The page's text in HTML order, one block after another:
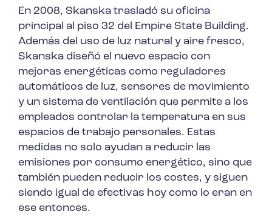
En 2008, Skanska trasladó su oficina
principal al piso 32 del Empire State Building.
Además del uso de luz natural y aire fresco,
Skanska diseñó el nuevo espacio con
mejoras energéticas como reguladores
automáticos de luz, sensores de movimiento
y un sistema de ventilación que permite a los
empleados controlar la temperatura en sus
espacios de trabajo personales. Estas
medidas no solo ayudan a reducir las
emisiones por consumo energético, sino que
también pueden reducir los costes, y siguen
siendo igual de efectivas hoy como lo eran en
ese entonces.